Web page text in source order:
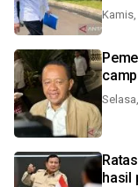
hasil